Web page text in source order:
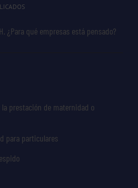
¿Para qué empresas está pensado?
la prestación de maternidad o
para particulares